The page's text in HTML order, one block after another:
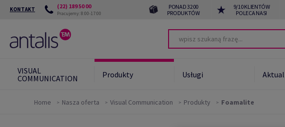
KONTAKT (22) 189 50 00
Pracujemy: 8:00-17:00
PONAD 3200
PRODUKTÓW
9/10 KLIENTÓW
POLECA NAS!
VISUAL
COMMUNICATION
Produkty Usługi
Home Nasza oferta Visual Communication Produkty Foamalite